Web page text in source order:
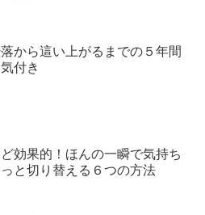
落から這い上がるまでの５年間
付き
効果的！ほんの一瞬で気持ち
と切り替える６つの方法